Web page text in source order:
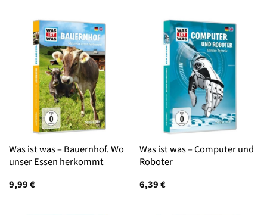
Was ist was – Bauernhof. Wo
unser Essen herkommt
9,99€
Was ist was – Computer und
Roboter
6,39€